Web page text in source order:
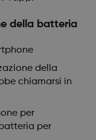
della batteria
della
chiamarsi in
per
per